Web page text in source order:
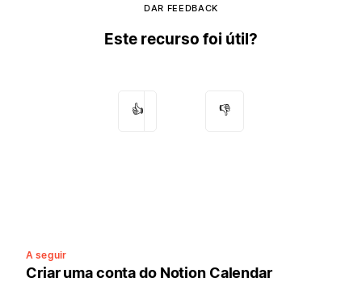
DAR FEEDBACK
Este recurso foi útil?
👍 👎
A seguir
Criar uma conta do Notion Calendar